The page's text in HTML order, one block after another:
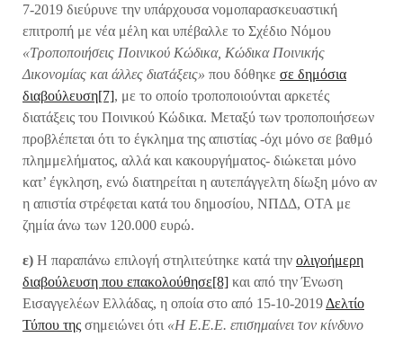
7-2019 διεύρυνε την υπάρχουσα νομοπαρασκευαστική
επιτροπή με νέα μέλη και υπέβαλλε το Σχέδιο Νόμου
«Τροποποιήσεις Ποινικού Κώδικα, Κώδικα Ποινικής
Δικονομίας και άλλες διατάξεις» που δόθηκε σε δημόσια
διαβούλευση[7], με το οποίο τροποποιούνται αρκετές
διατάξεις του Ποινικού Κώδικα. Μεταξύ των τροποποιήσεων
προβλέπεται ότι το έγκλημα της απιστίας -όχι μόνο σε βαθμό
πλημμελήματος, αλλά και κακουργήματος- διώκεται μόνο
κατ’ έγκληση, ενώ διατηρείται η αυτεπάγγελτη δίωξη μόνο αν
η απιστία στρέφεται κατά του δημοσίου, ΝΠΔΔ, ΟΤΑ με
ζημία άνω των 120.000 ευρώ.
ε) Η παραπάνω επιλογή στηλιτεύτηκε κατά την ολιγοήμερη
διαβούλευση που επακολούθησε[8] και από την Ένωση
Εισαγγελέων Ελλάδας, η οποία στο από 15-10-2019 Δελτίο
Τύπου της σημειώνει ότι «Η Ε.Ε.Ε. επισημαίνει τον κίνδυνο